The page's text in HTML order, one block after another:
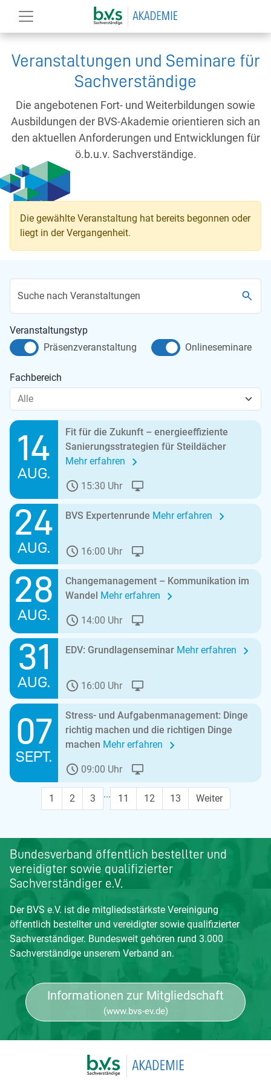
Veranstaltungen und Seminare für
Sachverständige
Die angebotenen Fort- und Weiterbildungen sowie
Ausbildungen der BVS-Akademie orientieren sich an
den aktuellen Anforderungen und Entwicklungen für
ö.b.u.v. Sachverständige.
Die gewählte Veranstaltung hat bereits begonnen oder
liegt in der Vergangenheit.
Suche nach Veranstaltungen
Veranstaltungstyp
Präsenzveranstaltung
Onlineseminare
Fachbereich
Alle
14
AUG.
Fit für die Zukunft – energieeffiziente
Sanierungsstrategien für Steildächer
Mehr erfahren
15:30 Uhr
24
AUG.
BVS Expertenrunde Mehr erfahren
16:00 Uhr
28
AUG.
Changemanagement – Kommunikation im
Wandel Mehr erfahren
14:00 Uhr
31
AUG.
EDV: Grundlagenseminar Mehr erfahren
16:00 Uhr
07
SEPT.
Stress- und Aufgabenmanagement: Dinge
richtig machen und die richtigen Dinge
machen Mehr erfahren
09:00 Uhr
1 2 3 ... 11 12 13 Weiter
Bundesverband öffentlich bestellter und
vereidigter sowie qualifizierter
Sachverständiger e.V.
Der BVS e.V. ist die mitgliedsstärkste Vereinigung
öffentlich bestellter und vereidigter sowie qualifizierter
Sachverständiger. Bundesweit gehören rund 3.000
Sachverständige unserem Verband an.
Informationen zur Mitgliedschaft
(www.bvs-ev.de)